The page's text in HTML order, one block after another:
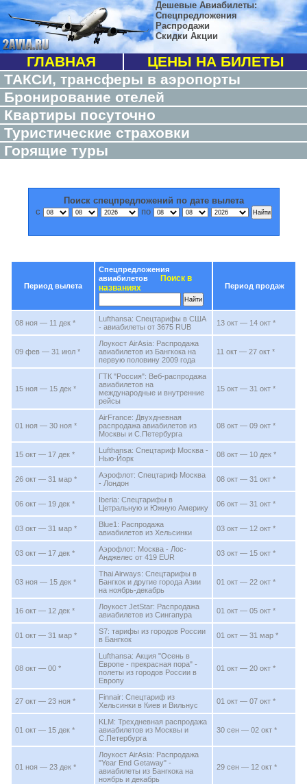
Дешевые Авиабилеты:
Спецпредложения
Распродажи
Скидки Акции
ГЛАВНАЯ
ЦЕНЫ НА БИЛЕТЫ
ТАКСИ, трансферы в аэропорты
Бронирование отелей
Квартиры посуточно
Туристические страховки
Горящие туры
Поиск спецпредложений по дате вылета
с
по
Период вылета
Спецпредложения
авиабилетов
Поиск в
названиях
Период продаж
08 ноя — 11 дек *
Lufthansa: Спецтарифы в США
- авиабилеты от 3675 RUB
13 окт — 14 окт *
09 фев — 31 июл *
Лоукост AirAsia: Распродажа
авиабилетов из Бангкока на
первую половину 2009 года
11 окт — 27 окт *
15 ноя — 15 дек *
ГТК "Россия": Веб-распродажа
авиабилетов на
международные и внутренние
рейсы
15 окт — 31 окт *
01 ноя — 30 ноя *
AirFrance: Двухдневная
распродажа авиабилетов из
Москвы и С.Петербурга
08 окт — 09 окт *
15 окт — 17 дек *
Lufthansa: Спецтариф Москва -
Нью-Йорк
08 окт — 10 дек *
26 окт — 31 мар *
Аэрофлот: Спецтариф Москва
- Лондон
08 окт — 31 окт *
06 окт — 19 дек *
Iberia: Спецтарифы в
Цетральную и Южную Америку
06 окт — 31 окт *
03 окт — 31 мар *
Blue1: Распродажа
авиабилетов из Хельсинки
03 окт — 12 окт *
03 окт — 17 дек *
Аэрофлот: Москва - Лос-
Анджелес от 419 EUR
03 окт — 15 окт *
03 ноя — 15 дек *
Thai Airways: Спецтарифы в
Бангкок и другие города Азии
на ноябрь-декабрь
01 окт — 22 окт *
16 окт — 12 дек *
Лоукост JetStar: Распродажа
авиабилетов из Сингапура
01 окт — 05 окт *
01 окт — 31 мар *
S7: тарифы из городов России
в Бангкок
01 окт — 31 мар *
08 окт — 00 *
Lufthansa: Акция "Осень в
Европе - прекрасная пора" -
полеты из городов России в
Европу
01 окт — 20 окт *
27 окт — 23 ноя *
Finnair: Спецтариф из
Хельсинки в Киев и Вильнус
01 окт — 07 окт *
01 окт — 15 дек *
KLM: Трехдневная распродажа
авиабилетов из Москвы и
С.Петербурга
30 сен — 02 окт *
01 ноя — 23 дек *
Лоукост AirAsia: Распродажа
"Year End Getaway" -
авиабилеты из Бангкока на
ноябрь и декабрь
29 сен — 12 окт *